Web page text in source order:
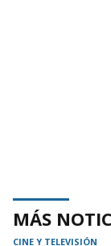
MÁS
CINE Y TELEVISIÓN